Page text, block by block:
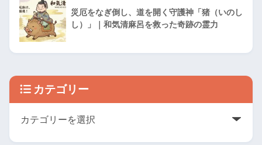
災厄をなぎ倒し、道を開く守護神「猪（いのし
し）」｜和気清麻呂を救った奇跡の霊力
カテゴリー